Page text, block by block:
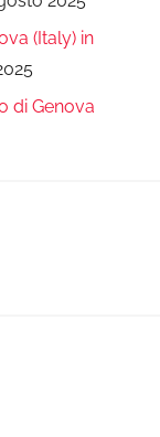
(Italy) in
di Genova